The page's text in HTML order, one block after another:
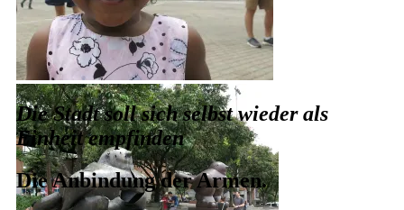
Das wahre Gesicht des heutigen Kolumbiens
Die Stadt soll sich selbst wieder als
Einheit empfinden
Die Anbindung der Armen.